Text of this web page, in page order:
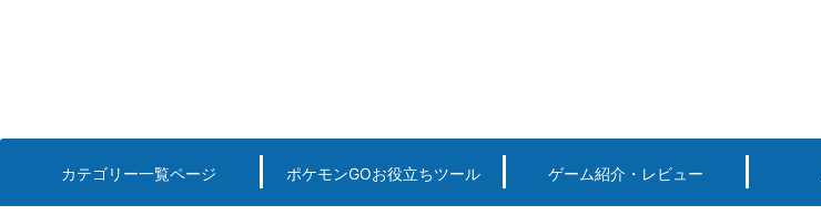
カテゴリー一覧ページ ポケモンGOお役立ちツール ゲーム紹介・レビュー